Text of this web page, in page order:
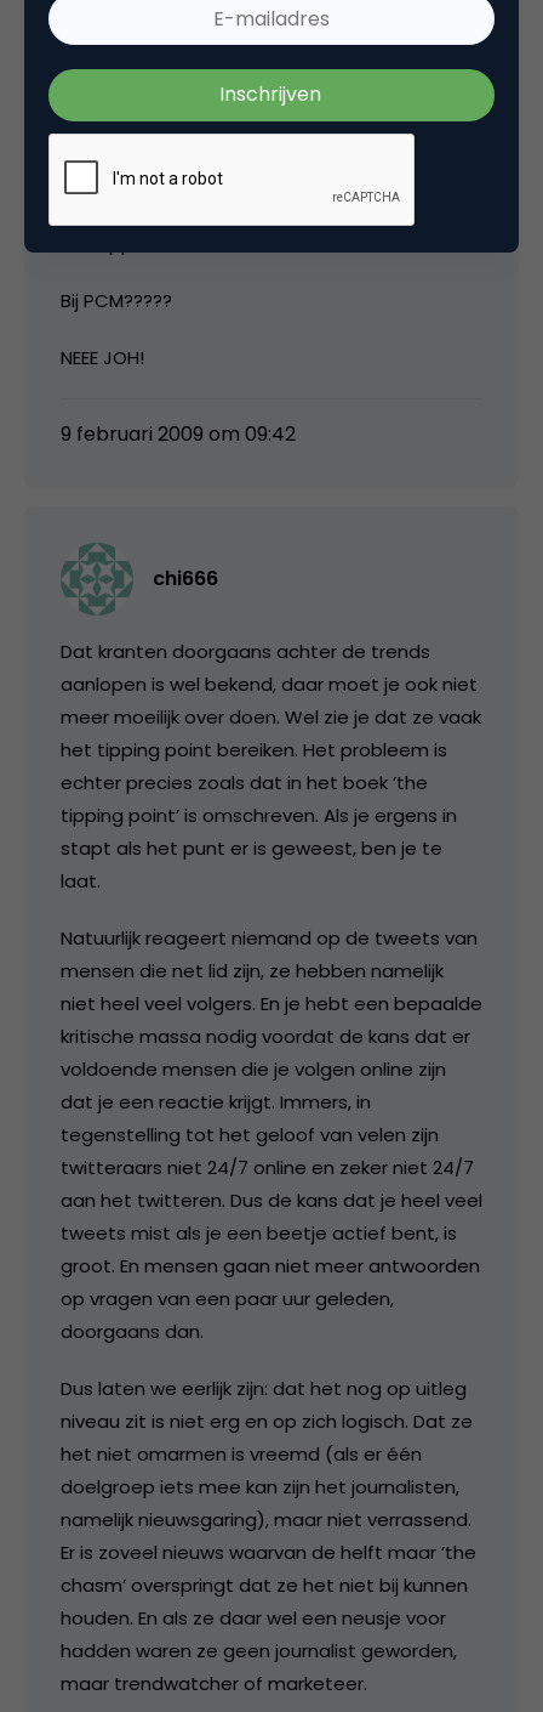
Bert Brussen
Een verband tussen de belegen redacties en
Bij PCM?????
NEEE JOH!
9 februari 2009 om 09:42
chi666
Dat kranten doorgaans achter de trends
aanlopen is wel bekend, daar moet je ook niet
meer moeilijk over doen. Wel zie je dat ze vaak
het tipping point bereiken. Het probleem is
echter precies zoals dat in het boek ’the
tipping point’ is omschreven. Als je ergens in
stapt als het punt er is geweest, ben je te
laat.
Natuurlijk reageert niemand op de tweets van
mensen die net lid zijn, ze hebben namelijk
niet heel veel volgers. En je hebt een bepaalde
kritische massa nodig voordat de kans dat er
voldoende mensen die je volgen online zijn
dat je een reactie krijgt. Immers, in
tegenstelling tot het geloof van velen zijn
twitteraars niet 24/7 online en zeker niet 24/7
aan het twitteren. Dus de kans dat je heel veel
tweets mist als je een beetje actief bent, is
groot. En mensen gaan niet meer antwoorden
op vragen van een paar uur geleden,
doorgaans dan.
Dus laten we eerlijk zijn: dat het nog op uitleg
niveau zit is niet erg en op zich logisch. Dat ze
het niet omarmen is vreemd (als er één
doelgroep iets mee kan zijn het journalisten,
namelijk nieuwsgaring), maar niet verrassend.
Er is zoveel nieuws waarvan de helft maar ’the
chasm’ overspringt dat ze het niet bij kunnen
houden. En als ze daar wel een neusje voor
hadden waren ze geen journalist geworden,
maar trendwatcher of marketeer.